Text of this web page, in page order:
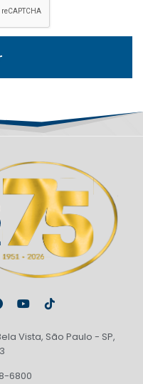
Vista, São Paulo - SP,
6800